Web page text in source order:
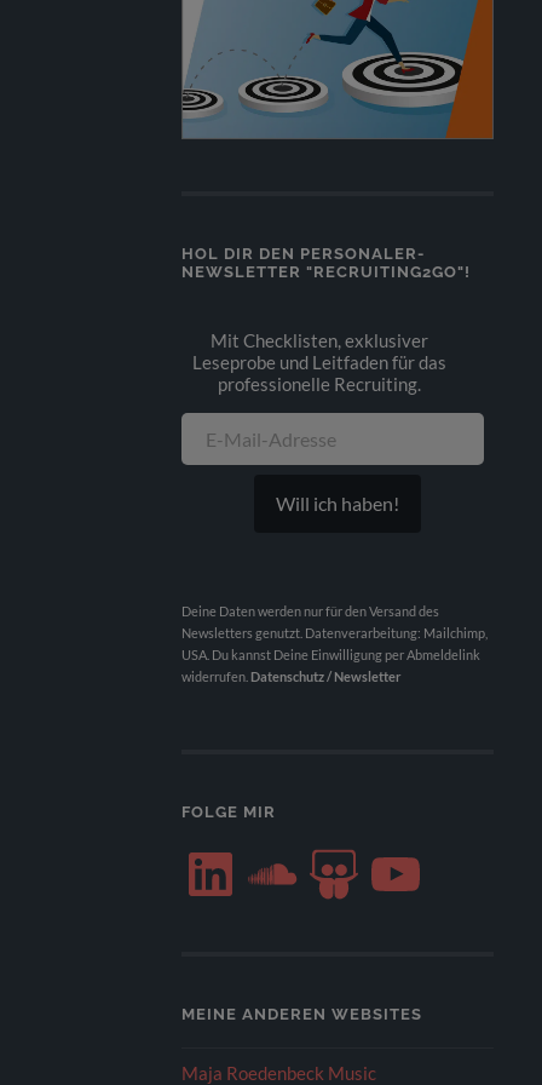
HOL DIR DEN PERSONALER-
NEWSLETTER "RECRUITING2GO"!
Mit Checklisten, exklusiver
Leseprobe und Leitfaden für das
professionelle Recruiting.
Deine Daten werden nur für den Versand des
Newsletters genutzt. Datenverarbeitung: Mailchimp,
USA. Du kannst Deine Einwilligung per Abmeldelink
widerrufen. Datenschutz / Newsletter
FOLGE MIR
LinkedIn SoundCloudSlideShare
MEINE ANDEREN WEBSITES
Maja Roedenbeck Music